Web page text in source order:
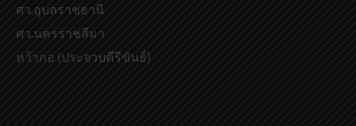
ศว.อุบลราชธานี
ศว.นครราชสีมา
หว้ากอ (ประจวบคีรีขันธ์)